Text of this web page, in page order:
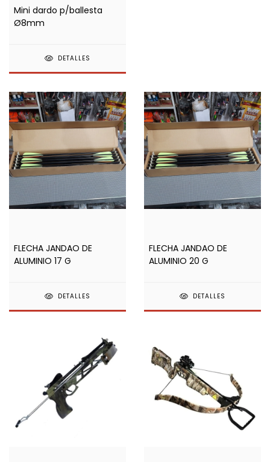
Mini dardo p/ballesta
Ø8mm
DETALLES
FLECHA JANDAO DE
ALUMINIO 17 G
DETALLES
FLECHA JANDAO DE
ALUMINIO 20 G
DETALLES